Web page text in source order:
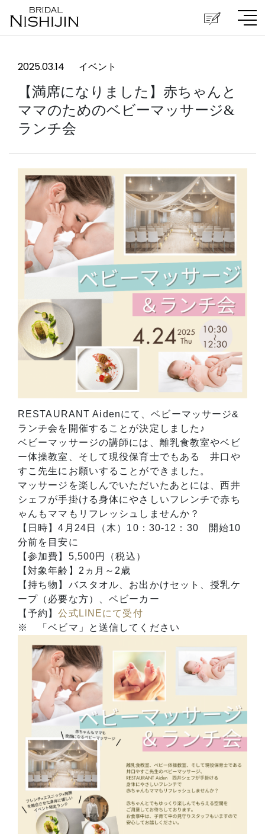
2025.03.14 イベント
【満席になりました】赤ちゃんと
ママのためのベビーマッサージ&
ランチ会
RESTAURANT Aidenにて、ベビーマッサージ&
ランチ会を開催することが決定しました♪
ベビーマッサージの講師には、離乳食教室やベビ
ー体操教室、そして現役保育士でもある 井口や
すこ先生にお願いすることができました。
マッサージを楽しんでいただいたあとには、西井
シェフが手掛ける身体にやさしいフレンチで赤ち
ゃんもママもリフレッシュしませんか？
【日時】4月24日（木）10：30-12：30 開始10
分前を目安に
【参加費】5,500円（税込）
【対象年齢】2ヵ月～2歳
【持ち物】バスタオル、お出かけセット、授乳ケ
ープ（必要な方）、ベビーカー
【予約】公式LINEにて受付
※ 「ベビマ」と送信してください